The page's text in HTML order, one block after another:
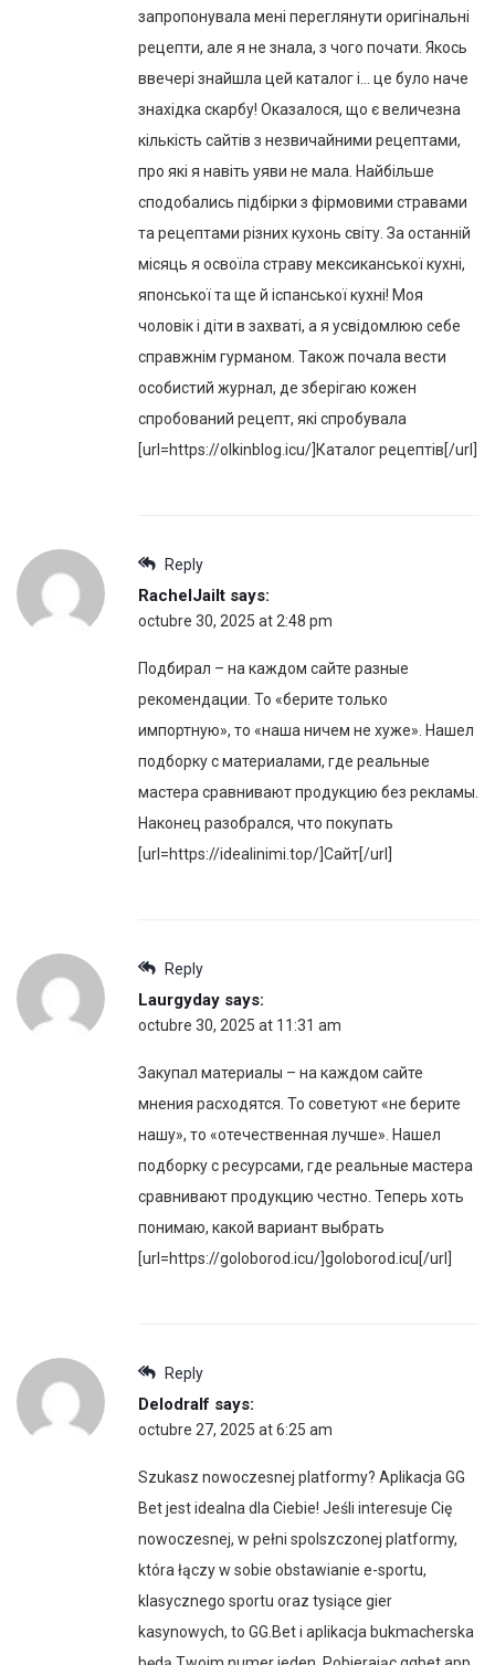
запропонувала мені переглянути оригінальні
рецепти, але я не знала, з чого почати. Якось
ввечері знайшла цей каталог і… це було наче
знахідка скарбу! Оказалося, що є величезна
кількість сайтів з незвичайними рецептами,
про які я навіть уяви не мала. Найбільше
сподобались підбірки з фірмовими стравами
та рецептами різних кухонь світу. За останній
місяць я освоїла страву мексиканської кухні,
японської та ще й іспанської кухні! Моя
чоловік і діти в захваті, а я усвідомлюю себе
справжнім гурманом. Також почала вести
особистий журнал, де зберігаю кожен
спробований рецепт, які спробувала
[url=https://olkinblog.icu/]Каталог рецептів[/url]
Reply
RachelJailt says:
octubre 30, 2025 at 2:48 pm
Подбирал – на каждом сайте разные
рекомендации. То «берите только
импортную», то «наша ничем не хуже». Нашел
подборку с материалами, где реальные
мастера сравнивают продукцию без рекламы.
Наконец разобрался, что покупать
[url=https://idealinimi.top/]Сайт[/url]
Reply
Laurgyday says:
octubre 30, 2025 at 11:31 am
Закупал материалы – на каждом сайте
мнения расходятся. То советуют «не берите
нашу», то «отечественная лучше». Нашел
подборку с ресурсами, где реальные мастера
сравнивают продукцию честно. Теперь хоть
понимаю, какой вариант выбрать
[url=https://goloborod.icu/]goloborod.icu[/url]
Reply
Delodralf says:
octubre 27, 2025 at 6:25 am
Szukasz nowoczesnej platformy? Aplikacja GG
Bet jest idealna dla Ciebie! Jeśli interesuje Cię
nowoczesnej, w pełni spolszczonej platformy,
która łączy w sobie obstawianie e-sportu,
klasycznego sportu oraz tysiące gier
kasynowych, to GG.Bet i aplikacja bukmacherska